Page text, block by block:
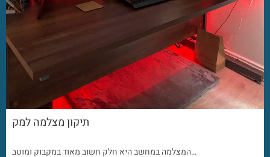
תיקון מצלמה למק
המצלמה במחשב היא חלק חשוב מאוד במקבוק ומוטב…